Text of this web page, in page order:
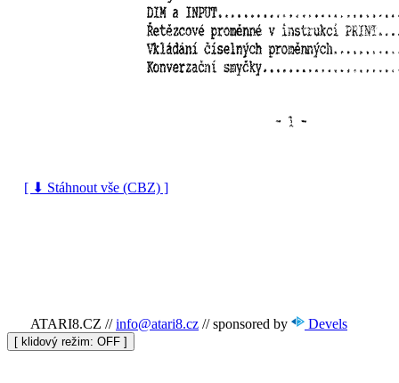
[ ⬇ Stáhnout vše (CBZ) ]
ATARI8.CZ // info@atari8.cz // sponsored by Devels
[ klidový režim: ]